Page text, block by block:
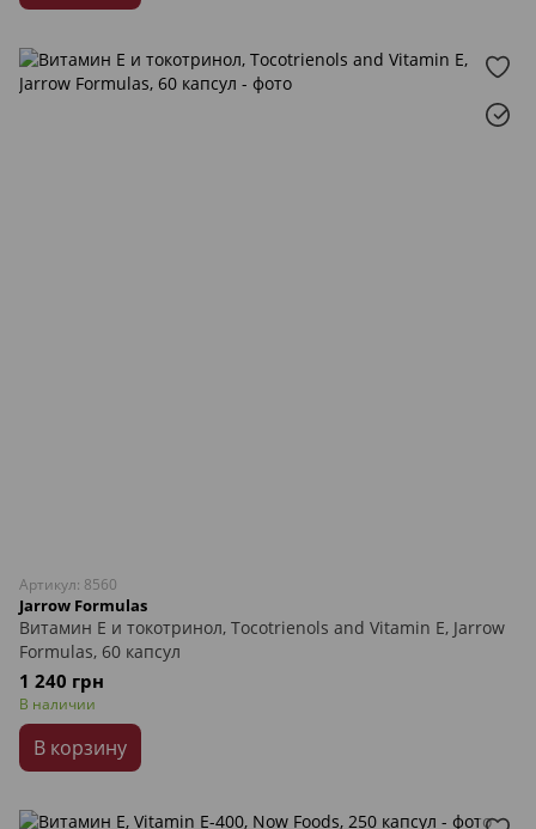
Артикул: 8560
Jarrow Formulas
Витамин Е и токотринол, Tocotrienols and Vitamin E, Jarrow
Formulas, 60 капсул
1 240 грн
В наличии
В корзину